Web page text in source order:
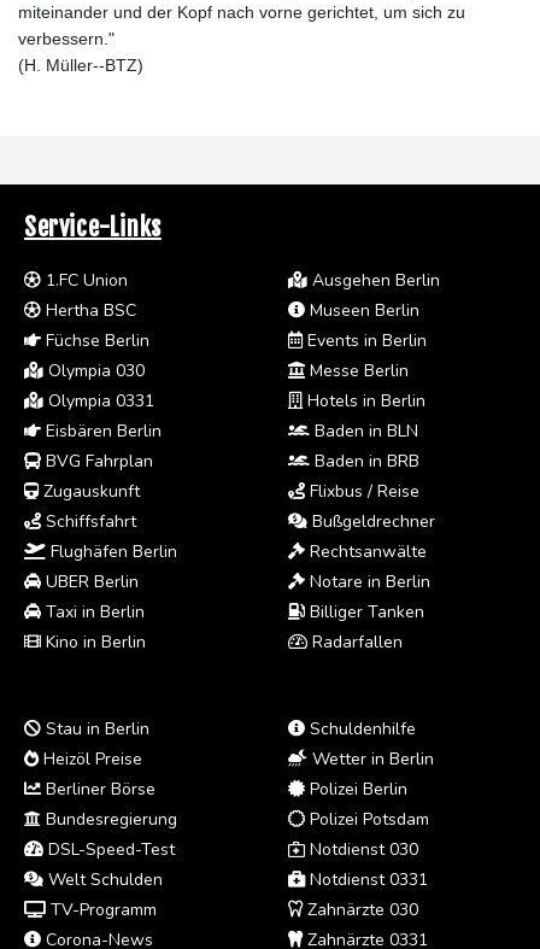
miteinander und der Kopf nach vorne gerichtet, um sich zu
verbessern."
(H. Müller--BTZ)
Service-Links
1.FC Union
Hertha BSC
Füchse Berlin
Olympia 030
Olympia 0331
Eisbären Berlin
BVG Fahrplan
Zugauskunft
Schiffsfahrt
Flughäfen Berlin
UBER Berlin
Taxi in Berlin
Kino in Berlin
Ausgehen Berlin
Museen Berlin
Events in Berlin
Messe Berlin
Hotels in Berlin
Baden in BLN
Baden in BRB
Flixbus / Reise
Bußgeldrechner
Rechtsanwälte
Notare in Berlin
Billiger Tanken
Radarfallen
Stau in Berlin
Heizöl Preise
Berliner Börse
Bundesregierung
DSL-Speed-Test
Welt Schulden
TV-Programm
Corona-News
Schuldenhilfe
Wetter in Berlin
Polizei Berlin
Polizei Potsdam
Notdienst 030
Notdienst 0331
Zahnärzte 030
Zahnärzte 0331